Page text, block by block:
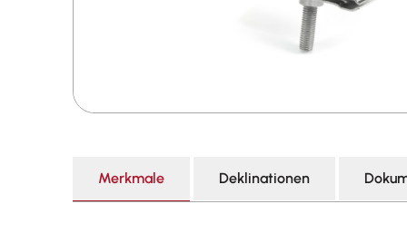
Merkmale Deklinationen